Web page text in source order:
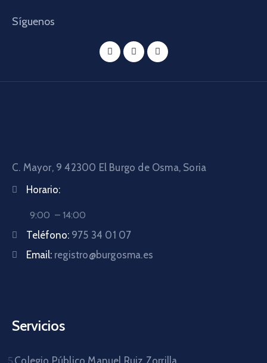
Síguenos
C. Mayor, 9 42300 El Burgo de Osma, Soria
Horario:
9:00 – 14:00
Teléfono: 975 34 01 07
Email: registro@burgosma.es
Servicios
Colegio Público Manuel Ruiz Zorrilla